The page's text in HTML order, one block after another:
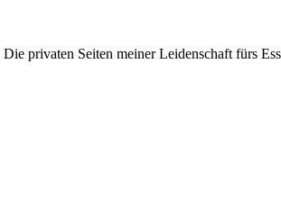
privaten Seiten meiner Leidenschaft fürs